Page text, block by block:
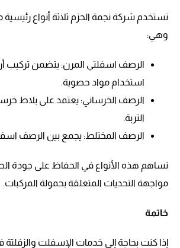
تستخدم شركة نجمة الحزم ثلاثة أنواع رئيسية
وهي:
الرصف اسفلتي المرن: يتضمن تركيب
استخدام مواد حصوية.
الرصف الخرساني: يعتمد على بلاط
التربة.
الرصف المختلط: يجمع بين الرصف
تساهم هذه الأنواع في الحفاظ على جودة
مواجهة التحديات المتعلقة بحمولة المركبات.
خاتمة
إذا كنت بحاجة إلى خدمات الإسفلت والزفلتة